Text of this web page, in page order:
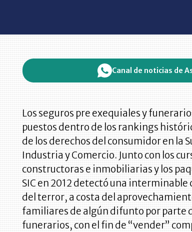
Canal de noticias de
Los seguros pre exequiales y
puestos dentro de los rankings
de los derechos del consumidor en la
Industria y Comercio. Junto con los
constructoras e inmobiliarias y los
SIC en 2012 detectó una interminable
del terror, a costa del
familiares de algún difunto por parte
funerarios, con el fin de “vender”